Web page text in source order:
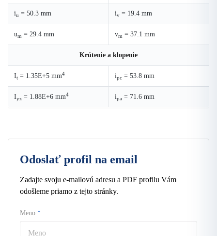
iu = 50.3 mm iv = 19.4 mm
um = 29.4 mm vm = 37.1 mm
Krútenie a klopenie
It = 1.35E+5 mm4 ipc = 53.8 mm
Iyz = 1.88E+6 mm4 ipa = 71.6 mm
Odoslať profil na email
Zadajte svoju e-mailovú adresu a PDF profilu Vám
odošleme priamo z tejto stránky.
Meno *